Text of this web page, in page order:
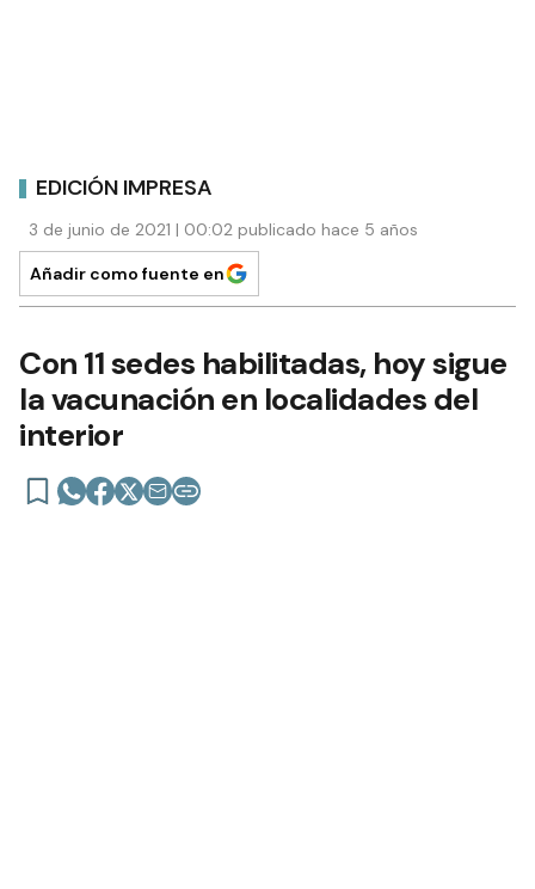
EDICIÓN IMPRESA
3 de junio de 2021 | 00:02 publicado hace 5 años
Añadir como fuente en
Con 11 sedes habilitadas, hoy sigue
la vacunación en localidades del
interior